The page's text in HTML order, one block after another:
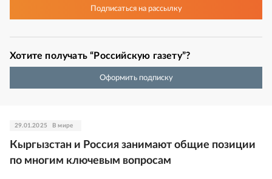
Подписатьсяна рассылку
Хотите получать “Российскую газету”?
Оформить подписку
29.01.2025 В мире
Кыргызстан и Россия занимают общие позиции
по многим ключевым вопросам